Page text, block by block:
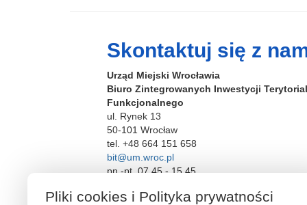
Skontaktuj się z
Urząd Miejski Wrocławia
Biuro Zintegrowanych Inwestycji
Funkcjonalnego
ul. Rynek 13
50-101 Wrocław
tel. +48 664 151 658
bit@um.wroc.pl
pn.-pt. 07.45 - 15.45
Pliki cookies i Polityka prywatności